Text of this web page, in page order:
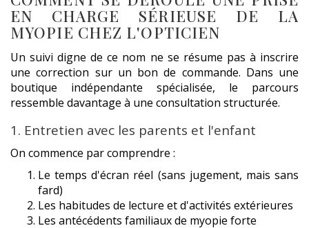
EN CHARGE SÉRIEUSE DE LA
MYOPIE CHEZ L'OPTICIEN
Un suivi digne de ce nom ne se résume pas à inscrire
une correction sur un bon de commande. Dans une
boutique indépendante spécialisée, le parcours
ressemble davantage à une consultation structurée.
1. Entretien avec les parents et l'enfant
On commence par comprendre :
Le temps d'écran réel (sans jugement, mais sans
fard)
Les habitudes de lecture et d'activités extérieures
Les antécédents familiaux de myopie forte